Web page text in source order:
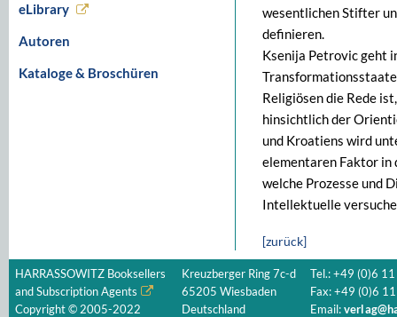
eLibrary
Autoren
Kataloge & Broschüren
wesentlichen Stifter
definieren.
Ksenija Petrovic geht
Religiösen die Rede
hinsichtlich der
und Kroatiens wird
elementaren Faktor in
welche Prozesse und
Intellektuelle
[zurück]
HARRASSOWITZ Booksellers
and Subscription Agents
Copyright © 2005-2022
Kreuzberger Ring 7c-d
65205 Wiesbaden
Deutschland
Tel.: +49 (0)6
Fax: +49 (0)6
Email: